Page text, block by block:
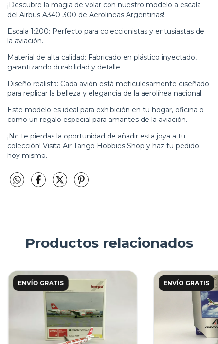
¡Descubre la magia de volar con nuestro modelo a escala
del Airbus A340-300 de Aerolineas Argentinas!
Escala 1:200: Perfecto para coleccionistas y entusiastas de
la aviación.
Material de alta calidad: Fabricado en plástico inyectado,
garantizando durabilidad y detalle.
Diseño realista: Cada avión está meticulosamente diseñado
para replicar la belleza y elegancia de la aerolínea nacional.
Este modelo es ideal para exhibición en tu hogar, oficina o
como un regalo especial para amantes de la aviación.
¡No te pierdas la oportunidad de añadir esta joya a tu
colección! Visita Air Tango Hobbies Shop y haz tu pedido
hoy mismo.
Productos relacionados
ENVÍO GRATIS ENVÍO GRATIS